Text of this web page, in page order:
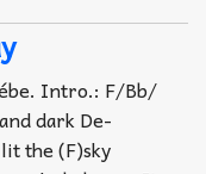
Intro.: F/Bb/
dark De-
the (F)sky